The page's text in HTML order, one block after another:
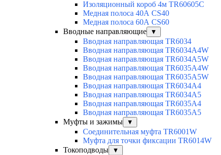
Изоляционный короб 4м TR60605C
Медная полоса 40А CS40
Медная полоса 60А CS60
Вводные направляющие
▼
Вводная направляющая TR6034
Вводная направляющая TR6034A4W
Вводная направляющая TR6034A5W
Вводная направляющая TR6035A4W
Вводная направляющая TR6035A5W
Вводная направляющая TR6034A4
Вводная направляющая TR6034A5
Вводная направляющая TR6035A4
Вводная направляющая TR6035A5
Муфты и зажимы
▼
Соединительная муфта TR6001W
Муфта для точки фиксации TR6014W
Токоподводы
▼